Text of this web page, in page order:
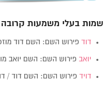
שמות בעלי משמעות קרובה
דוד פירוש השם: השם דוד
יואב פירוש השם: השם יואב
דויד פירוש השם: השם דוד /